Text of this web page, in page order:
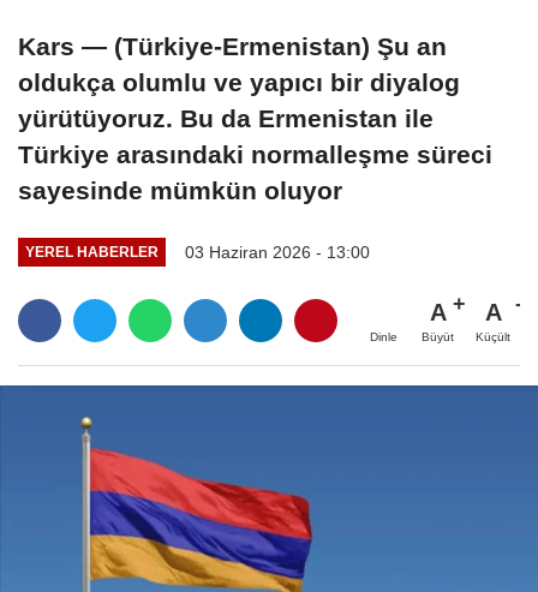
Kars — (Türkiye-Ermenistan) Şu an
oldukça olumlu ve yapıcı bir diyalog
yürütüyoruz. Bu da Ermenistan ile
Türkiye arasındaki normalleşme süreci
sayesinde mümkün oluyor
YEREL HABERLER 03 Haziran 2026 - 13:00
Dinle
A
Büyüt
A
Küçült